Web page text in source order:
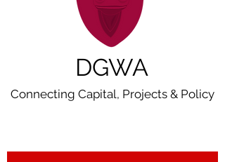
DGWA
Connecting Capital, Projects & Policy